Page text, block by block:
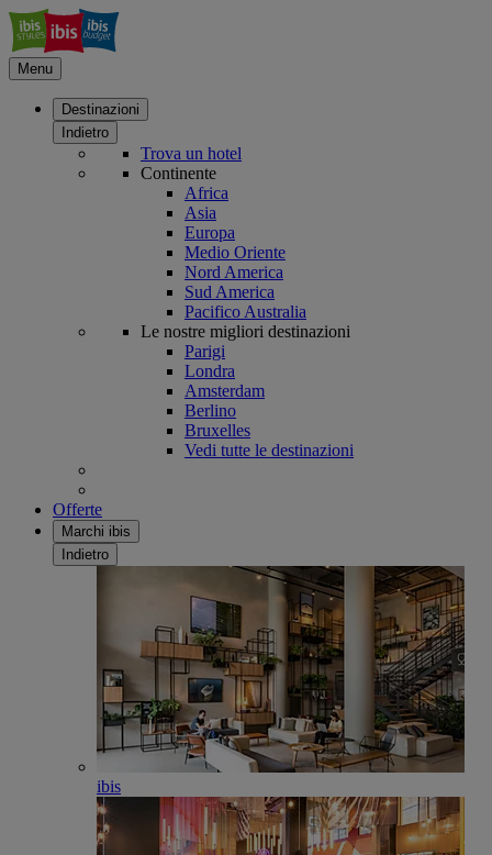
Menu
Destinazioni
Indietro
Trova un hotel
Continente
Africa
Asia
Europa
Medio Oriente
Nord America
Sud America
Pacifico Australia
Le nostre migliori destinazioni
Parigi
Londra
Amsterdam
Berlino
Bruxelles
Vedi tutte le destinazioni
Offerte
Marchi ibis
Indietro
ibis